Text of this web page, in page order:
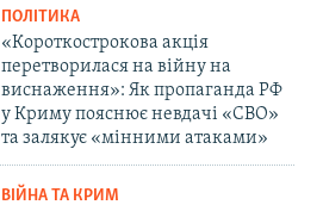
ПОЛІТИКА
«Короткострокова акція
перетворилася на війну на
виснаження»: Як пропаганда РФ
у Криму пояснює невдачі «СВО»
та залякує «мінними атаками»
ВІЙНА ТА КРИМ